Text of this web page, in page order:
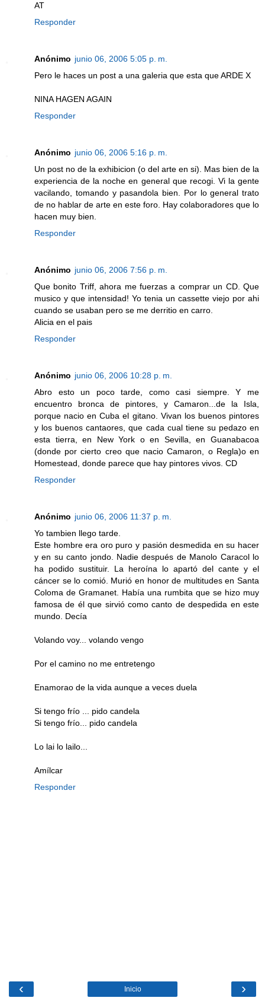
AT
Responder
Anónimo junio 06, 2006 5:05 p. m.
Pero le haces un post a una galeria que esta que ARDE X
NINA HAGEN AGAIN
Responder
Anónimo junio 06, 2006 5:16 p. m.
Un post no de la exhibicion (o del arte en si). Mas bien de la
experiencia de la noche en general que recogi. Vi la gente
vacilando, tomando y pasandola bien. Por lo general trato
de no hablar de arte en este foro. Hay colaboradores que lo
hacen muy bien.
Responder
Anónimo junio 06, 2006 7:56 p. m.
Que bonito Triff, ahora me fuerzas a comprar un CD. Que
musico y que intensidad! Yo tenia un cassette viejo por ahi
cuando se usaban pero se me derritio en carro.
Alicia en el pais
Responder
Anónimo junio 06, 2006 10:28 p. m.
Abro esto un poco tarde, como casi siempre. Y me
encuentro bronca de pintores, y Camaron...de la Isla,
porque nacio en Cuba el gitano. Vivan los buenos pintores
y los buenos cantaores, que cada cual tiene su pedazo en
esta tierra, en New York o en Sevilla, en Guanabacoa
(donde por cierto creo que nacio Camaron, o Regla)o en
Homestead, donde parece que hay pintores vivos. CD
Responder
Anónimo junio 06, 2006 11:37 p. m.
Yo tambien llego tarde.
Este hombre era oro puro y pasión desmedida en su hacer
y en su canto jondo. Nadie después de Manolo Caracol lo
ha podido sustituir. La heroína lo apartó del cante y el
cáncer se lo comió. Murió en honor de multitudes en Santa
Coloma de Gramanet. Había una rumbita que se hizo muy
famosa de él que sirvió como canto de despedida en este
mundo. Decía
Volando voy... volando vengo
Por el camino no me entretengo
Enamorao de la vida aunque a veces duela
Si tengo frío ... pido candela
Si tengo frío... pido candela
Lo lai lo lailo...
Amílcar
Responder
‹ ›
Inicio